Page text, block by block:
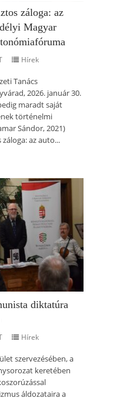
záloga: az
Magyar
Hírek
Tanács
2026. január 30.
maradt saját
történelmi
Sándor, 2021)
az auto...
diktatúra
Hírek
szervezésében, a
keretében
áldozataira a